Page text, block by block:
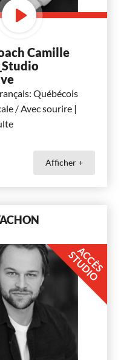
Camille
Québécois
/ Avec sourire |
Afficher +
A
C
C
È
S
S
T
U
D
I
O